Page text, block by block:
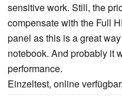
sensitive work. Still, the
compensate with the Full
panel as this is a great
notebook. And probably it
performance.
Einzeltest, online